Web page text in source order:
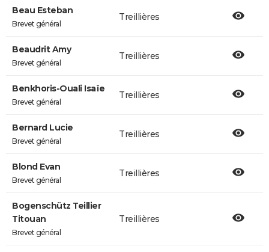
Beau Esteban
Brevet général
Treillières
Beaudrit Amy
Brevet général
Treillières
Benkhoris-Ouali Isaïe
Brevet général
Treillières
Bernard Lucie
Brevet général
Treillières
Blond Evan
Brevet général
Treillières
Bogenschütz Teillier
Titouan
Brevet général
Treillières